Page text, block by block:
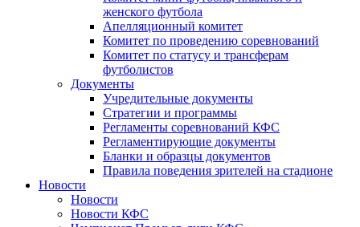
женского футбола
Апелляционный комитет
Комитет по проведению соревнований
Комитет по статусу и трансферам
футболистов
Документы
Учредительные документы
Стратегии и программы
Регламенты соревнований КФС
Регламентирующие документы
Бланки и образцы документов
Правила поведения зрителей на стадионе
Новости
Новости
Новости КФС